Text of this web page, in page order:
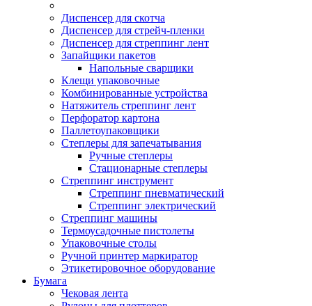
Диспенсер для скотча
Диспенсер для стрейч-пленки
Диспенсер для стреппинг лент
Запайщики пакетов
Напольные сварщики
Клещи упаковочные
Комбинированные устройства
Натяжитель стреппинг лент
Перфоратор картона
Паллетоупаковщики
Степлеры для запечатывания
Ручные степлеры
Стационарные степлеры
Стреппинг инструмент
Стреппинг пневматический
Стреппинг электрический
Стреппинг машины
Термоусадочные пистолеты
Упаковочные столы
Ручной принтер маркиратор
Этикетировочное оборудование
Бумага
Чековая лента